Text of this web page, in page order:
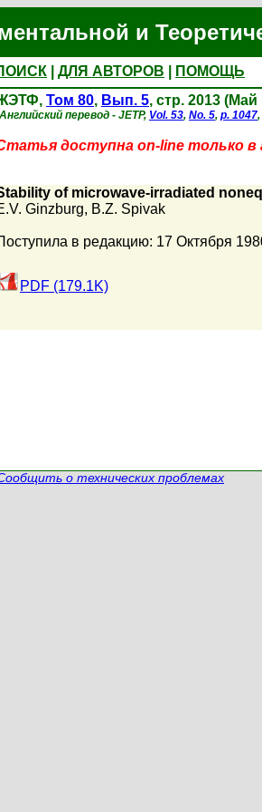
и
ДЛЯ АВТОРОВ
ПОМОЩЬ
Том 80, Вып. 5, стр. 2013 (Май
перевод - JETP, Vol. 53, No. 5, p. 1047
доступна on-line только в
of microwave-irradiated
Ginzburg, B.Z. Spivak
в редакцию: 17 Октября
PDF (179.1K)
о технических проблемах